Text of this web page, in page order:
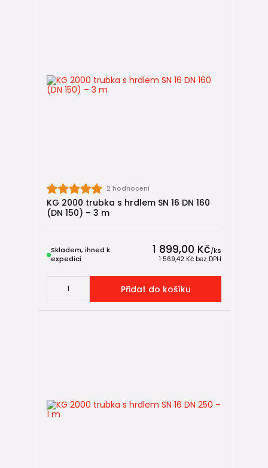
2 hodnocení
KG 2000 trubka s hrdlem SN 16 DN 160
(DN 150) – 3 m
1 899,00 Kč/ks
1 569,42 Kč bez DPH
Skladem, ihned k
expedici
Přidat do košíku